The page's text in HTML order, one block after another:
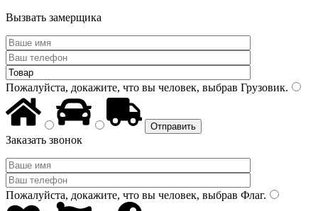
Вызвать замерщика
Пожалуйста, докажите, что вы человек, выбрав Грузовик.
Заказать звонок
Пожалуйста, докажите, что вы человек, выбрав Флаг.